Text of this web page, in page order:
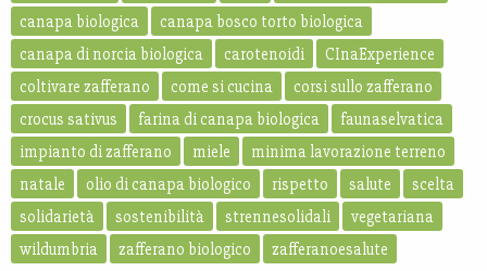
canapa biologica
canapa bosco torto biologica
canapa di norcia biologica
carotenoidi
CInaExperience
coltivare zafferano
come si cucina
corsi sullo zafferano
crocus sativus
farina di canapa biologica
faunaselvatica
impianto di zafferano
miele
minima lavorazione terreno
natale
olio di canapa biologico rispetto salute
scelta
solidarietà
sostenibilità strennesolidali
vegetariana
wildumbria
zafferano biologico zafferanoesalute